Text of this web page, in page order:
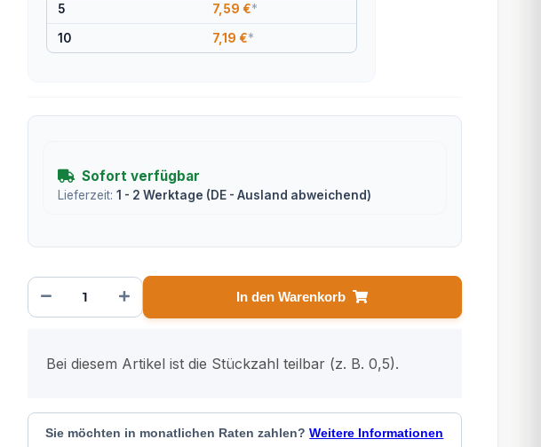
5 7,59 €*
10 7,19 €*
Sofort verfügbar
Lieferzeit: 1 - 2 Werktage (DE - Ausland abweichend)
In den Warenkorb
Bei diesem Artikel ist die Stückzahl teilbar (z. B. 0,5).
Sie möchten in monatlichen Raten zahlen?Weitere Informationen